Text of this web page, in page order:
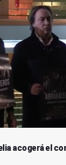
acogerá el